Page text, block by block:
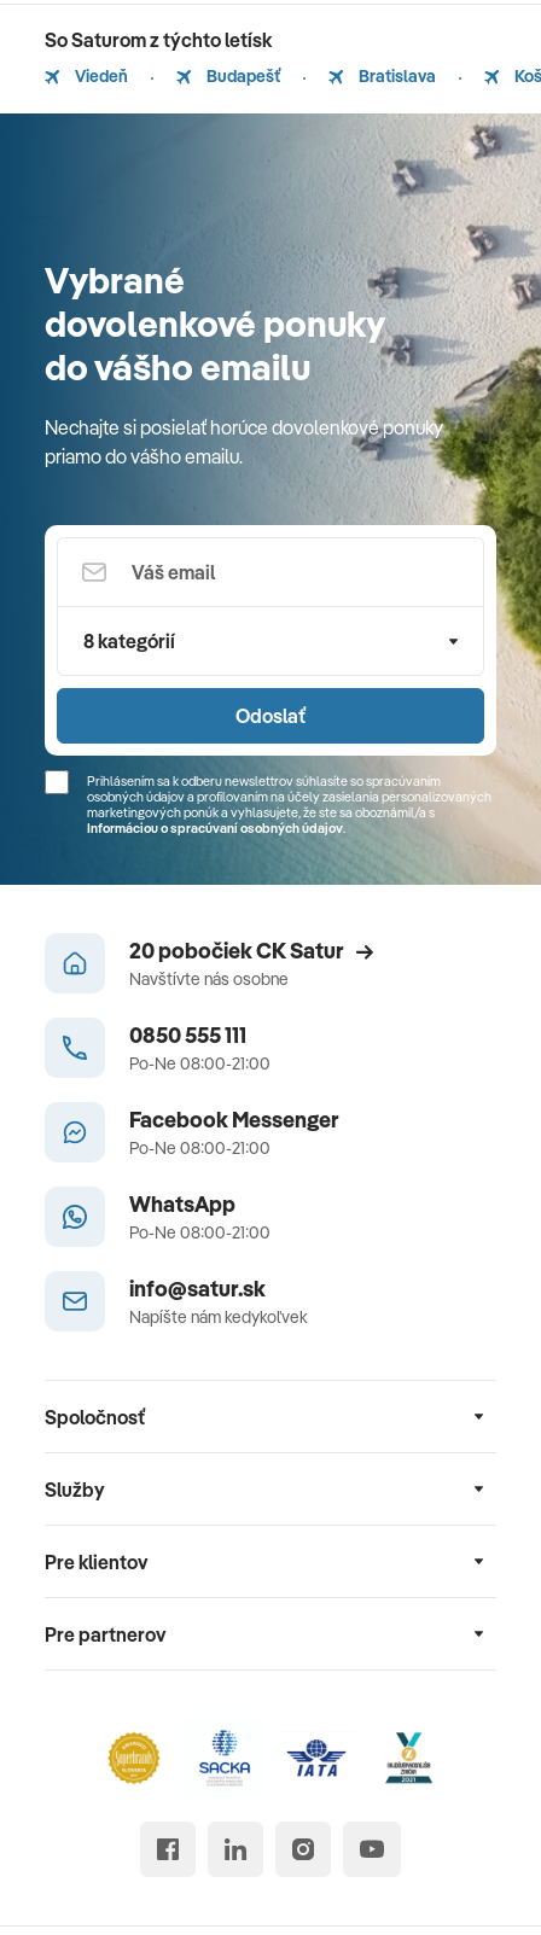
So Saturom z týchto letísk
Viedeň Budapešť Bratislava
Vybrané
dovolenkové ponuky
do vášho emailu
Nechajte si posielať horúce dovolenkové ponuky
priamo do vášho emailu.
8 kategórií
Odoslať
Prihlásením sa k odberu newslettrov súhlasíte so spracúvaním
osobných údajov a profilovaním na účely zasielania personalizovaných
marketingových ponúk a vyhlasujete, že ste sa oboznámil/a s
Informáciou o spracúvaní osobných údajov.
20 pobočiek CK Satur
Navštívte nás osobne
0850 555 111
Po-Ne 08:00-21:00
Facebook Messenger
Po-Ne 08:00-21:00
WhatsApp
Po-Ne 08:00-21:00
info@satur.sk
Napíšte nám kedykoľvek
Spoločnosť
Služby
Pre klientov
Pre partnerov